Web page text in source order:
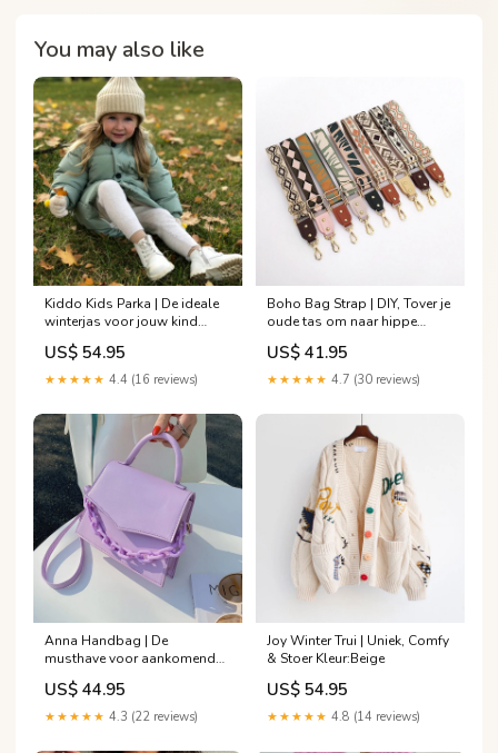
You may also like
Kiddo Kids Parka | De ideale
winterjas voor jouw kind
Lange broek
US$ 54.95
★★★★★ 4.4 (16 reviews)
Boho Bag Strap | DIY, Tover je
oude tas om naar hippe
musthave! jurken
US$ 41.95
★★★★★ 4.7 (30 reviews)
Anna Handbag | De
musthave voor aankomend
seizoen Kleur:Rood
US$ 44.95
★★★★★ 4.3 (22 reviews)
Joy Winter Trui | Uniek, Comfy
& Stoer Kleur:Beige
US$ 54.95
★★★★★ 4.8 (14 reviews)